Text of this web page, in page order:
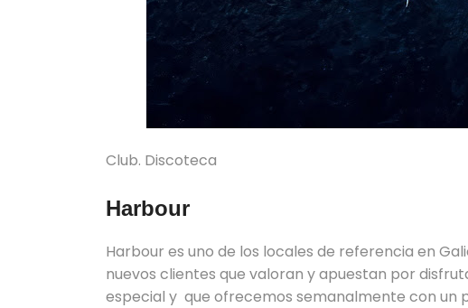
Club. Discoteca
Harbour
Harbour es uno de los locales de referencia en
nuevos clientes que valoran y apuestan por
especial y que ofrecemos semanalmente con un